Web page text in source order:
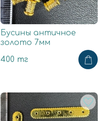
Бусины античное
золото 7мм
400 тг